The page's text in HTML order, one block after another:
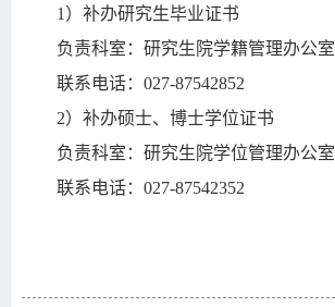
1）补办研究生毕业证书
负责科室：研究生院学籍管理办公室
联系电话：027-87542852
2）补办硕士、博士学位证书
负责科室：研究生院学位管理办公室
联系电话：027-87542352